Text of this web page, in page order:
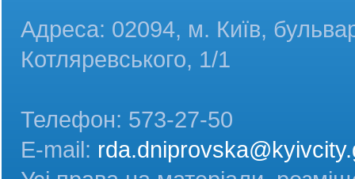
Адреса: 02094, м. Київ,
Котляревського, 1/1
Телефон: 573-27-50
E-mail: